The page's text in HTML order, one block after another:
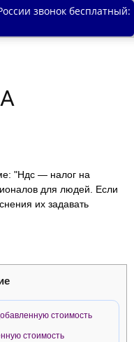
звонок бесплатный:
"Ндс — налог на
для людей. Если
их задавать
стоимость
стоимость